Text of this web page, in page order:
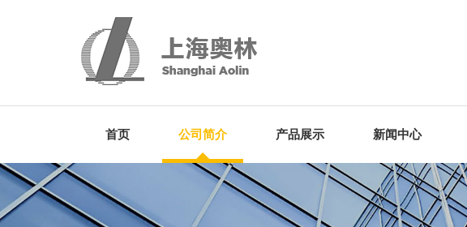
首页 公司简介 产品展示 新闻中心